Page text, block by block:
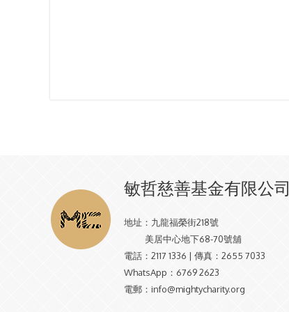
敏哲慈善基金有限公司
地址： 九龍福榮街218號
美居中心地下68-70號舖
電話： 2117 1336 | 傳真：2655 7033
WhatsApp： 6769 2623
電郵： info@mightycharity.org